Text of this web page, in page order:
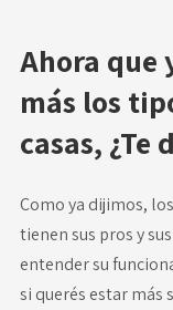
Ahora que
más los
casas,
Como ya dijimos,
tienen sus pros y
entender su
si querés estar más